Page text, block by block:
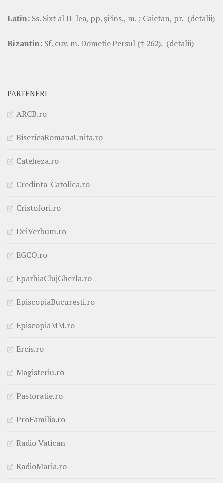
Latin: Ss. Sixt al II-lea, pp. şi îns., m. ; Caietan, pr. (detalii)
Bizantin: Sf. cuv. m. Dometie Persul († 262). (detalii)
PARTENERI
ARCB.ro
BisericaRomanaUnita.ro
Cateheza.ro
Credinta-Catolica.ro
Cristofori.ro
DeiVerbum.ro
EGCO.ro
EparhiaClujGherla.ro
EpiscopiaBucuresti.ro
EpiscopiaMM.ro
Ercis.ro
Magisteriu.ro
Pastoratie.ro
ProFamilia.ro
Radio Vatican
RadioMaria.ro